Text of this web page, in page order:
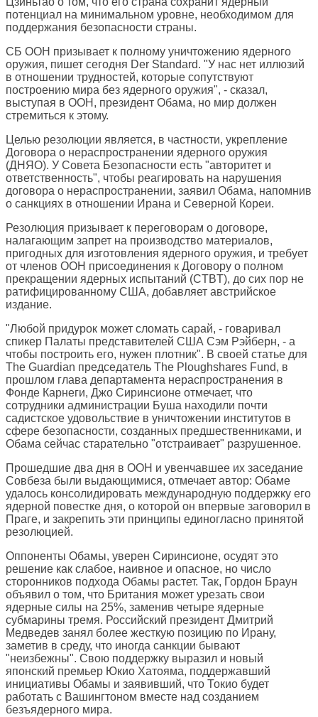
потенциал на минимальном уровне, необходимом для
поддержания безопасности страны.
СБ ООН призывает к полному уничтожению ядерного
оружия, пишет сегодня Der Standard. "У нас нет иллюзий
в отношении трудностей, которые сопутствуют
построению мира без ядерного оружия", - сказал,
выступая в ООН, президент Обама, но мир должен
стремиться к этому.
Целью резолюции является, в частности, укрепление
Договора о нераспространении ядерного оружия
(ДНЯО). У Совета Безопасности есть "авторитет и
ответственность", чтобы реагировать на нарушения
договора о нераспространении, заявил Обама, напомнив
о санкциях в отношении Ирана и Северной Кореи.
Резолюция призывает к переговорам о договоре,
налагающим запрет на производство материалов,
пригодных для изготовления ядерного оружия, и требует
от членов ООН присоединения к Договору о полном
прекращении ядерных испытаний (CTBT), до сих пор не
ратифицированному США, добавляет австрийское
издание.
"Любой придурок может сломать сарай, - говаривал
спикер Палаты представителей США Сэм Рэйберн, - а
чтобы построить его, нужен плотник". В своей статье для
The Guardian председатель The Ploughshares Fund, в
прошлом глава департамента нераспространения в
Фонде Карнеги, Джо Сиринсионе отмечает, что
сотрудники администрации Буша находили почти
садистское удовольствие в уничтожении институтов в
сфере безопасности, созданных предшественниками, и
Обама сейчас старательно "отстраивает" разрушенное.
Прошедшие два дня в ООН и увенчавшее их заседание
Совбеза были выдающимися, отмечает автор: Обаме
удалось консолидировать международную поддержку его
ядерной повестке дня, о которой он впервые заговорил в
Праге, и закрепить эти принципы единогласно принятой
резолюцией.
Оппоненты Обамы, уверен Сиринсионе, осудят это
решение как слабое, наивное и опасное, но число
сторонников подхода Обамы растет. Так, Гордон Браун
объявил о том, что Британия может урезать свои
ядерные силы на 25%, заменив четыре ядерные
субмарины тремя. Российский президент Дмитрий
Медведев занял более жесткую позицию по Ирану,
заметив в среду, что иногда санкции бывают
"неизбежны". Свою поддержку выразил и новый
японский премьер Юкио Хатояма, поддержавший
инициативы Обамы и заявивший, что Токио будет
работать с Вашингтоном вместе над созданием
безъядерного мира.